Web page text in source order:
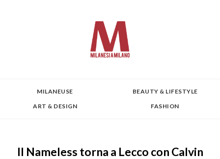
MILANEUSE
BEAUTY & LIFESTYLE
ART & DESIGN
FASHION
Il Nameless torna a Lecco con Calvin